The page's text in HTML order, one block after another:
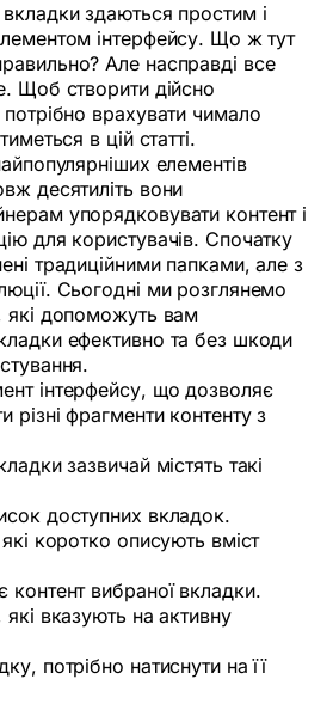
здаються простим і
інтерфейсу. Що ж тут
Але насправді все
Щоб створити дійсно
врахувати чимало
в цій статті.
елементів
десятиліть вони
упорядковувати контент і
для користувачів. Спочатку
традиційними папками, але з
Сьогодні ми розглянемо
які допоможуть вам
ефективно та без шкоди
інтерфейсу, що дозволяє
різні фрагменти контенту з
зазвичай містять такі
доступних вкладок.
коротко описують вміст
вибраної вкладки.
вказують на активну
потрібно натиснути на її